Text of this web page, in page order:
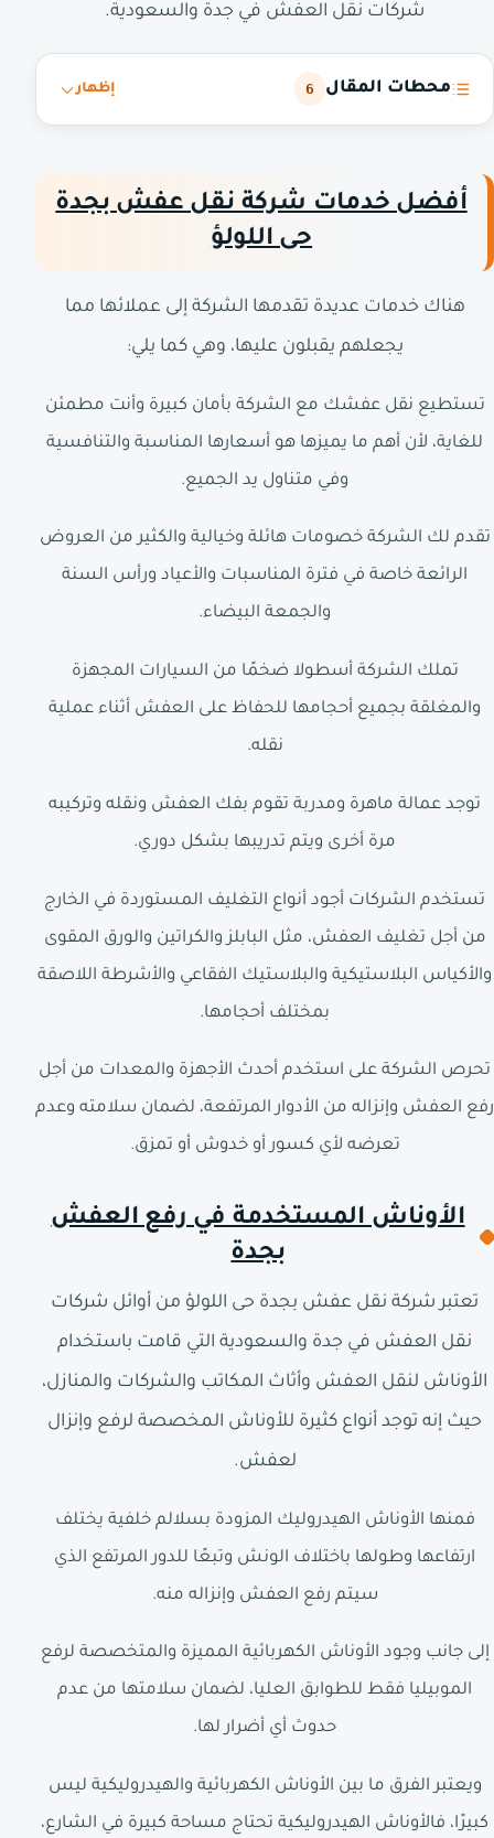
شركات نقل العفش في جدة والسعودية.
محطات المقال 6 إظهار
أفضل خدمات شركة نقل عفش بجدة
حى اللولؤ
هناك خدمات عديدة تقدمها الشركة إلى عملائها مما
يجعلهم يقبلون عليها، وهي كما يلي:
تستطيع نقل عفشك مع الشركة بأمان كبيرة وأنت مطمئن
للغاية، لأن أهم ما يميزها هو أسعارها المناسبة والتنافسية
وفي متناول يد الجميع.
تقدم لك الشركة خصومات هائلة وخيالية والكثير من العروض
الرائعة خاصة في فترة المناسبات والأعياد ورأس السنة
والجمعة البيضاء.
تملك الشركة أسطولا ضخمًا من السيارات المجهزة
والمغلقة بجميع أحجامها للحفاظ على العفش أثناء عملية
نقله.
توجد عمالة ماهرة ومدربة تقوم بفك العفش ونقله وتركيبه
مرة أخرى ويتم تدريبها بشكل دوري.
تستخدم الشركات أجود أنواع التغليف المستوردة في الخارج
من أجل تغليف العفش، مثل البابلز والكراتين والورق المقوى
والأكياس البلاستيكية والبلاستيك الفقاعي والأشرطة اللاصقة
بمختلف أحجامها.
تحرص الشركة على استخدم أحدث الأجهزة والمعدات من أجل
رفع العفش وإنزاله من الأدوار المرتفعة، لضمان سلامته وعدم
تعرضه لأي كسور أو خدوش أو تمزق.
الأوناش المستخدمة في رفع العفش
بجدة
تعتبر شركة نقل عفش بجدة حى اللولؤ من أوائل شركات
نقل العفش في جدة والسعودية التي قامت باستخدام
الأوناش لنقل العفش وأثاث المكاتب والشركات والمنازل،
حيث إنه توجد أنواع كثيرة للأوناش المخصصة لرفع وإنزال
لعفش.
فمنها الأوناش الهيدروليك المزودة بسلالم خلفية يختلف
ارتفاعها وطولها باختلاف الونش وتبعًا للدور المرتفع الذي
سيتم رفع العفش وإنزاله منه.
إلى جانب وجود الأوناش الكهربائية المميزة والمتخصصة لرفع
الموبيليا فقط للطوابق العليا، لضمان سلامتها من عدم
حدوث أي أضرار لها.
ويعتبر الفرق ما بين الأوناش الكهربائية والهيدروليكية ليس
كبيرًا، فالأوناش الهيدروليكية تحتاج مساحة كبيرة في الشارع،